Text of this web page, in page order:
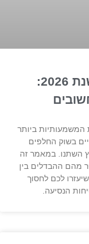
החלפת תיבת הילוכים בשנת 2026:
ביותר
בעקבות שינויים בשוק החלפים
השתנו. במאמר זה
מהם ההבדלים בין
לכם לחסוך
הנסיעה.